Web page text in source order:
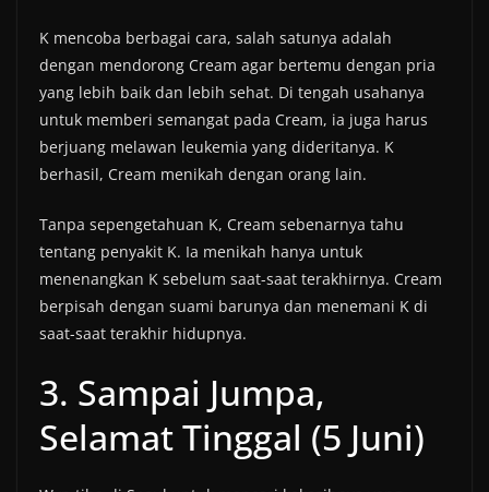
K mencoba berbagai cara, salah satunya adalah
dengan mendorong Cream agar bertemu dengan pria
yang lebih baik dan lebih sehat. Di tengah usahanya
untuk memberi semangat pada Cream, ia juga harus
berjuang melawan leukemia yang dideritanya. K
berhasil, Cream menikah dengan orang lain.
Tanpa sepengetahuan K, Cream sebenarnya tahu
tentang penyakit K. Ia menikah hanya untuk
menenangkan K sebelum saat-saat terakhirnya. Cream
berpisah dengan suami barunya dan menemani K di
saat-saat terakhir hidupnya.
3. Sampai Jumpa,
Selamat Tinggal (5 Juni)